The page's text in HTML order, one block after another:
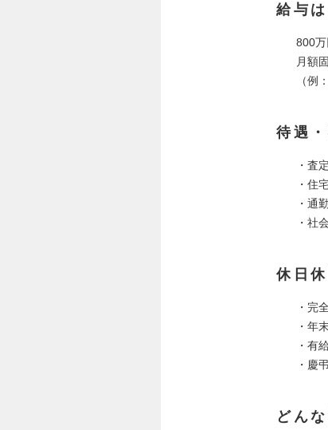
給与
800
月額
（例
待遇
・査
・住
・通
・社
休日
・完
・年
・有
・慶
どん